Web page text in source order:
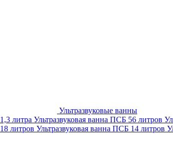
Ультразвуковые ванны
литра Ультразвуковая ванна ПСБ 56 литров
литров Ультразвуковая ванна ПСБ 14 литров